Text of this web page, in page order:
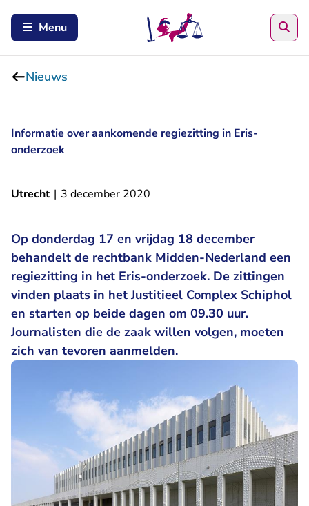
Menu
Nieuws
Informatie over aankomende regiezitting in Eris-
onderzoek
Utrecht | 3 december 2020
Op donderdag 17 en vrijdag 18 december
behandelt de rechtbank Midden-Nederland een
regiezitting in het Eris-onderzoek. De zittingen
vinden plaats in het Justitieel Complex Schiphol
en starten op beide dagen om 09.30 uur.
Journalisten die de zaak willen volgen, moeten
zich van tevoren aanmelden.